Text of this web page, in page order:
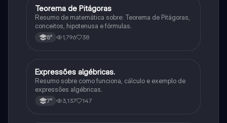
Matematica
Teorema de Pitágoras
Resumo de matemática sobre: Teorema de Pitágoras,
conceitos, hipotenusa e fórmulas.
8° 1,796 38
Matematica
Expressões algébricas.
Resumo sobre como funciona, cálculo e exemplo de
expressões algébricas.
7° 3,137 147